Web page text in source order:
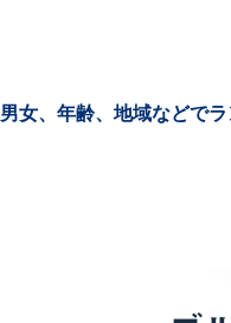
男女、年齢、地域などで